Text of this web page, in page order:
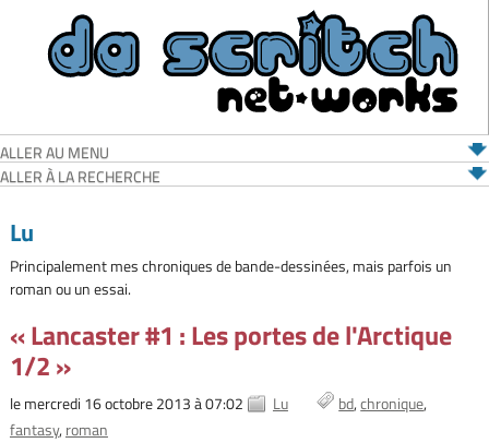
ALLER AU MENU
ALLER À LA RECHERCHE
Lu
Principalement mes chroniques de bande-dessinées, mais parfois un
roman ou un essai.
« Lancaster #1 : Les portes de l'Arctique
1/2 »
le mercredi 16 octobre 2013 à 07:02 Lu bd chronique
fantasy roman